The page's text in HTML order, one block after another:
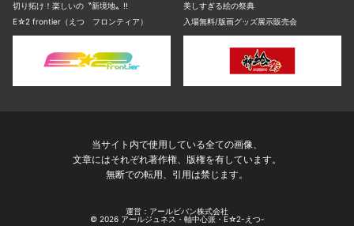
切り拓け！楽しいの〝新境地〟!!
E☆2 frontier（えつ フロンティア）
美しすぎる絵の祭典
入場無料/版画グッズ展示販売会
当サイト内で使用している全ての画像、
文章にはそれぞれ著作権、版権を有しています。
無断での転用、引用は禁じます。
運営：アールビバン株式会社
© 2026 アールジュネス・軸中心派・E☆2-えつ-